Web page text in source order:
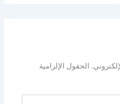
الحقول الإلزامية